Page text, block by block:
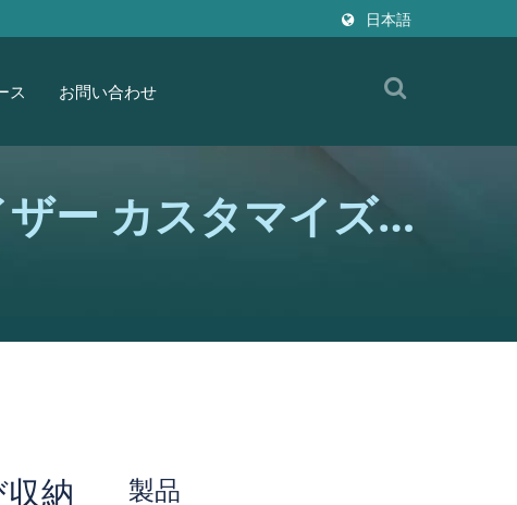
日本語
ス お問い合わせ
ー カスタマイズ可
納
製品